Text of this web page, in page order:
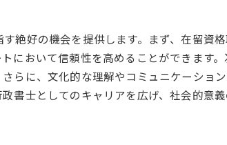
エキスパートへの道
士求人募集で見つけるキャリアの可能性
ロセスを理解する
キャリアパスの選択肢
絶好の機会を提供します。まず、在留資
において信頼性を高めることができます
らに、文化的な理解やコミュニケーショ
書士としてのキャリアを広げ、社会的意